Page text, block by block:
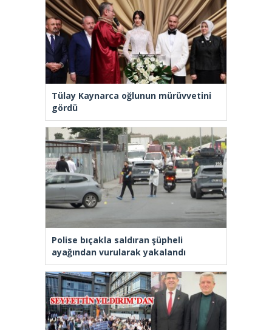
Tülay Kaynarca oğlunun mürüvvetini
gördü
Polise bıçakla saldıran şüpheli
ayağından vurularak yakalandı